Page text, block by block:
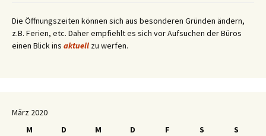
Die Öffnungszeiten können sich aus besonderen Gründen ändern,
z.B. Ferien, etc. Daher empfiehlt es sich vor Aufsuchen der Büros
einen Blick ins aktuell zu werfen.
März 2020
M
D M D F S
S